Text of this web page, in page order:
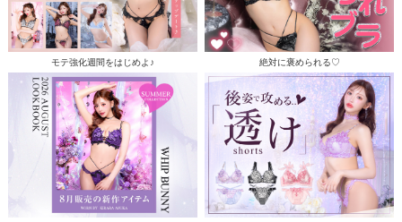
モテ強化週間をはじめよ♪ 絶対に褒められる♡